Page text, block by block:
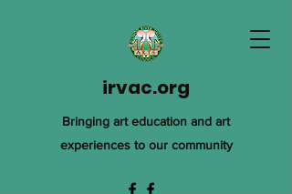
irvac.org
Bringing art education and art
experiences to our community